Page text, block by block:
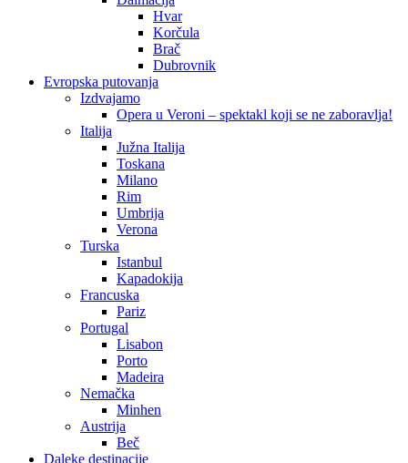
Hvar
Korčula
Brač
Dubrovnik
Evropska putovanja
Izdvajamo
Opera u Veroni – spektakl koji se ne zaboravlja!
Italija
Južna Italija
Toskana
Milano
Rim
Umbrija
Verona
Turska
Istanbul
Kapadokija
Francuska
Pariz
Portugal
Lisabon
Porto
Madeira
Nemačka
Minhen
Austrija
Beč
Daleke destinacije